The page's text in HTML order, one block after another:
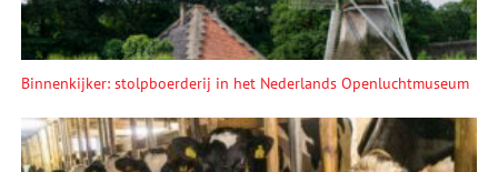
Binnenkijker: stolpboerderij in het Nederlands Openluchtmuseum